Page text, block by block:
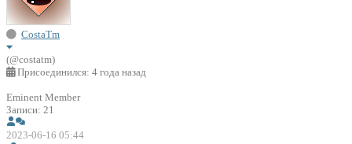
CostaTm
(@costatm)
Присоединился: 4 года назад
Eminent Member
Записи: 21
2023-06-16 05:44